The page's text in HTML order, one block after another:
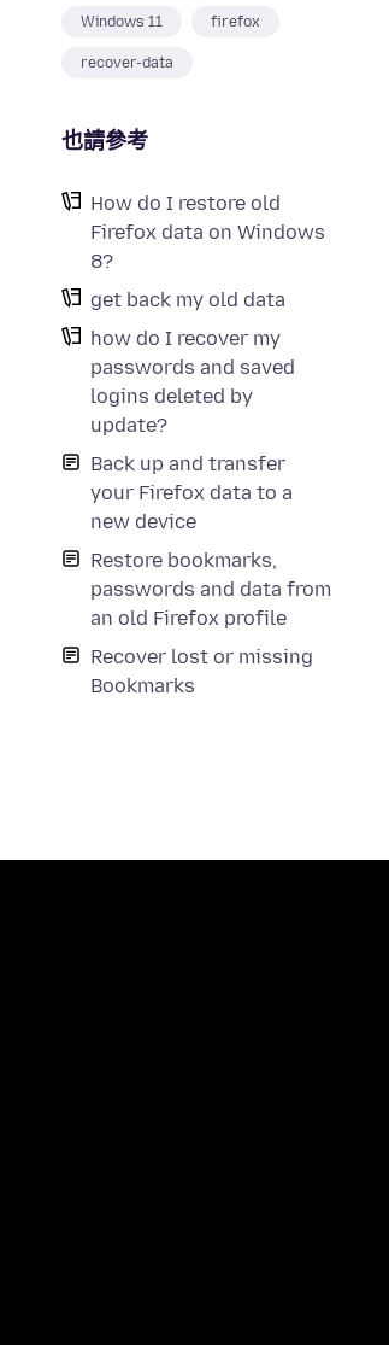
Windows 11 firefox
recover-data
也請參考
How do I restore old
Firefox data on Windows
8?
get back my old data
how do I recover my
passwords and saved
logins deleted by
update?
Back up and transfer
your Firefox data to a
new device
Restore bookmarks,
passwords and data from
an old Firefox profile
Recover lost or missing
Bookmarks